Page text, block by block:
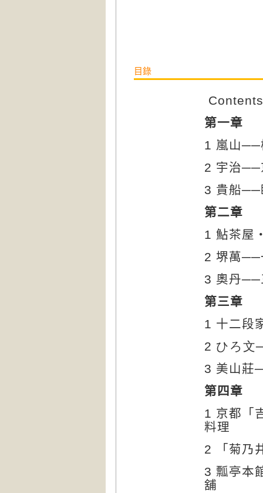
目錄
Contents
第一章
1 嵐山──
2 宇治──
3 貴船──
第二章
1 鮎茶屋
2 堺萬──
3 奧丹──
第三章
1 十二段
2 ひろ文
3 美山莊
第四章
1 京都「
料理
2
「菊
3 瓢亭本
舖